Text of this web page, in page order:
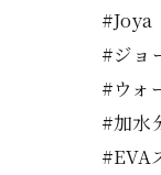
#Joya
#ジョ
#ウォ
#加水
#EVA